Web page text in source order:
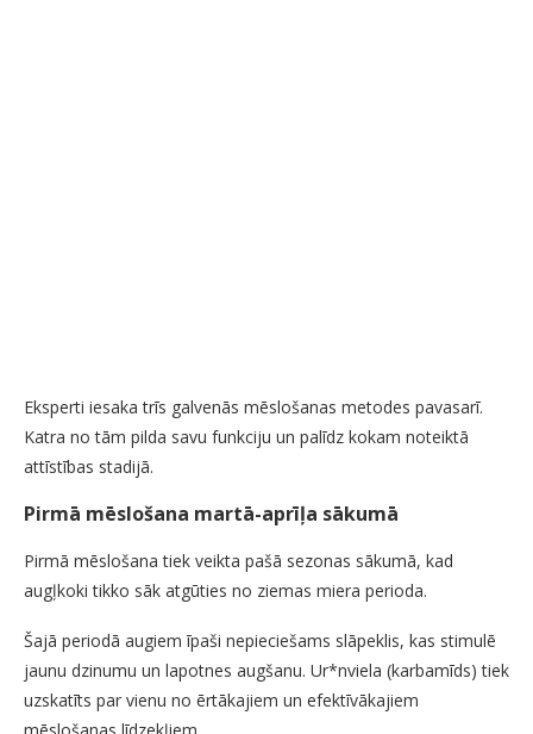
Eksperti iesaka trīs galvenās mēslošanas metodes pavasarī.
Katra no tām pilda savu funkciju un palīdz kokam noteiktā
attīstības stadijā.
Pirmā mēslošana martā-aprīļa sākumā
Pirmā mēslošana tiek veikta pašā sezonas sākumā, kad
augļkoki tikko sāk atgūties no ziemas miera perioda.
Šajā periodā augiem īpaši nepieciešams slāpeklis, kas stimulē
jaunu dzinumu un lapotnes augšanu. Ur*nviela (karbamīds) tiek
uzskatīts par vienu no ērtākajiem un efektīvākajiem